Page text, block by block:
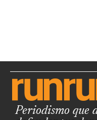
Periodismo que